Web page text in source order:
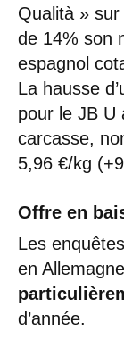
Qualità »
de 14% son
espagnol
La hausse
pour le JB U
carcasse,
5,96 €/kg
Offre en
Les
en
d’année.